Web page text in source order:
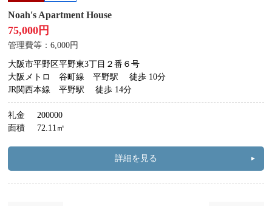
Noah's Apartment House
75,000円
管理費等：6,000円
大阪市平野区平野東3丁目２番６号
大阪メトロ 谷町線 平野駅 徒歩 10分
JR関西本線 平野駅 徒歩 14分
礼金
200000
面積
72.11㎡
詳細を見る